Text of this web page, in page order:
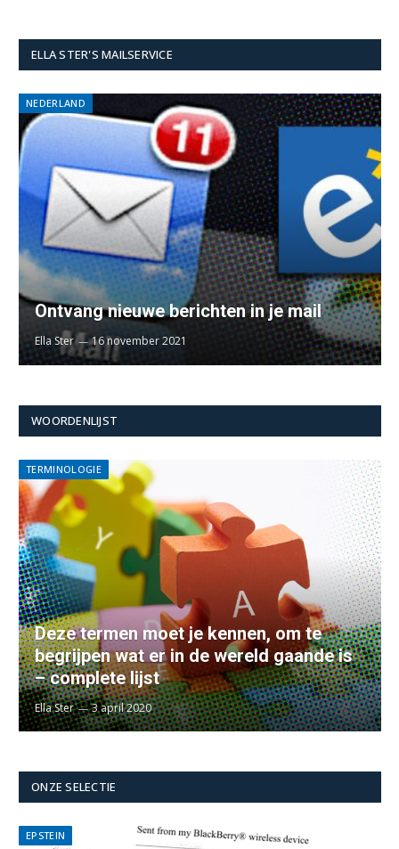
ELLA STER'S MAILSERVICE
NEDERLAND
Ontvang nieuwe berichten in je mail
Ella Ster 16 november 2021
WOORDENLIJST
TERMINOLOGIE
Deze termen moet je kennen, om te
begrijpen wat er in de wereld gaande is
– complete lijst
Ella Ster 3 april 2020
ONZE SELECTIE
EPSTEIN